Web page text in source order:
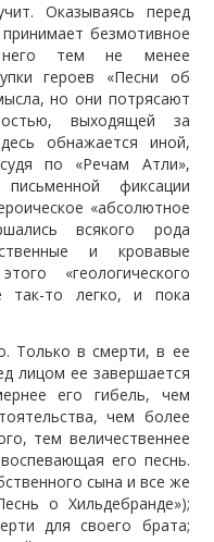
Оказываясь перед
безмотивное
него тем не менее
героев «Песни об
но они потрясают
выходящей за
обнажается иной,
по «Речам Атли»,
фиксации
«абсолютное
всякого рода
и кровавые
«геологического
так-то легко, и пока
Только в смерти, в ее
лицом ее завершается
его гибель, чем
чем более
тем величественнее
его песнь.
сына и все же
о Хильдебранде»);
для своего брата;